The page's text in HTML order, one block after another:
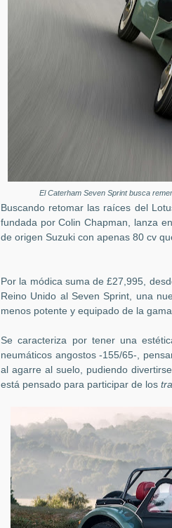
El Caterham Seven Sprint busca
Buscando retomar las raíces del
fundada por Colin Chapman, lanza
de origen Suzuki con apenas 80 cv
Por la módica suma de £27,995,
Reino Unido al Seven Sprint, una
menos potente y equipado de la gama.
Se caracteriza por tener una
neumáticos angostos -155/65-,
al agarre al suelo, pudiendo
está pensado para participar de los